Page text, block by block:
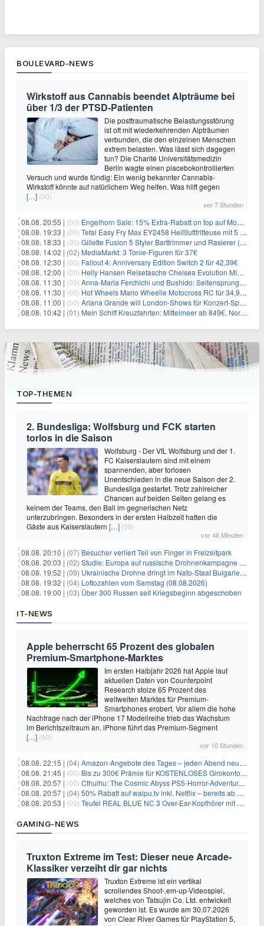
BOULEVARD-NEWS
Wirkstoff aus Cannabis beendet Alpträume bei
über 1/3 der PTSD-Patienten
Die posttraumatische Belastungsstörung
ist oft mit wiederkehrenden Alpträumen
verbunden, die den einzelnen Menschen
extrem belasten. Was lässt sich dagegen
tun? Die Charité Universitätsmedizin
Berlin wagte einen placebokontrollierten
Versuch und wurde fündig: Ein wenig bekannter Cannabis-
Wirkstoff könnte auf natürlichem Weg helfen. Was hilft gegen
[…] (00)
vor 7 Stunden
08.08. 20:55 | (00) Engelhorn Sale: 15% Extra-Rabatt on top auf Mode- und Sport-Artikel
08.08. 19:33 | (00) Tefal Easy Fry Max EY2458 Heißluftfritteuse mit 5 Litern für 64,99€
08.08. 18:33 | (00) Gillette Fusion 5 Styler Barttrimmer und Rasierer (All in One) für 16€
08.08. 14:02 | (02) MediaMarkt: 3 Tonie-Figuren für 37€
08.08. 12:30 | (00) Fallout 4: Anniversary Edition Switch 2 für 42,39€
08.08. 12:00 | (00) Helly Hansen Reisetasche Chelsea Evolution MID 54L für 29,99€
08.08. 11:30 | (00) Anna-Maria Ferchichi und Bushido: Seitensprung wäre kein Trennungsgrund
08.08. 11:30 | (00) Hot Wheels Mario Wheelie Motocross RC für 34,99€
08.08. 11:00 | (00) Ariana Grande will London-Shows für Konzert-Special filmen
08.08. 10:42 | (01) Mein Schiff Kreuzfahrten: Mittelmeer ab 849€, Norwegen ab 999€ p.P.
TOP-THEMEN
2. Bundesliga: Wolfsburg und FCK starten
torlos in die Saison
Wolfsburg - Der VfL Wolfsburg und der 1.
FC Kaiserslautern sind mit einem
spannenden, aber torlosen
Unentschieden in die neue Saison der 2.
Bundesliga gestartet. Trotz zahlreicher
Chancen auf beiden Seiten gelang es
keinem der Teams, den Ball im gegnerischen Netz
unterzubringen. Besonders in der ersten Halbzeit hatten die
Gäste aus Kaiserslautern […] (00)
vor 46 Minuten
08.08. 20:10 | (07) Besucher verliert Teil von Finger in Freizeitpark
08.08. 20:03 | (02) Studie: Europa auf russische Drohnenkampagne unzureichend vorbereitet
08.08. 19:52 | (09) Ukrainische Drohne dringt im Nato-Staat Bulgarien ein
08.08. 19:32 | (04) Lottozahlen vom Samstag (08.08.2026)
08.08. 19:00 | (03) Über 300 Russen seit Kriegsbeginn abgeschoben
IT-NEWS
Apple beherrscht 65 Prozent des globalen
Premium-Smartphone-Marktes
Im ersten Halbjahr 2026 hat Apple laut
aktuellen Daten von Counterpoint
Research stolze 65 Prozent des
weltweiten Marktes für Premium-
Smartphones erobert. Vor allem die hohe
Nachfrage nach der iPhone 17 Modellreihe trieb das Wachstum
im Berichtszeitraum an. iPhone führt das Premium-Segment
[…] (00)
vor 10 Stunden
08.08. 22:15 | (04) Amazon-Angebote des Tages – jeden Abend neue Deals zum Stöbern
08.08. 21:45 | (00) Bis zu 300€ Prämie für KOSTENLOSES Girokonto bei der Santander – 50€ schon nach 1 Woche!
08.08. 20:57 | (00) Cthulhu: The Cosmic Abyss PS5-Horror-Adventure für 27,99€
08.08. 20:57 | (04) 50% Rabatt auf waipu.tv inkl. Netflix – bereits ab 9€/Monat (statt 17,99€)
08.08. 20:53 | (00) Teufel REAL BLUE NC 3 Over-Ear-Kopfhörer mit ANC für 149,99€
GAMING-NEWS
Truxton Extreme im Test: Dieser neue Arcade-
Klassiker verzeiht dir gar nichts
Truxton Extreme ist ein vertikal
scrollendes Shoot-‚em-up-Videospiel,
welches von Tatsujin Co. Ltd. entwickelt
geworden ist. Es wurde am 30.07.2026
von Clear River Games für PlayStation 5,